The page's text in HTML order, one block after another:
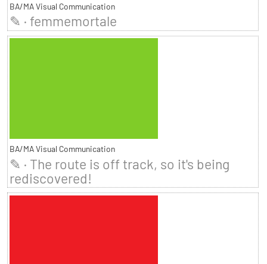
BA/MA Visual Communication
✎ · femmemortale
BA/MA Visual Communication
✎ · The route is off track, so it's being
rediscovered!